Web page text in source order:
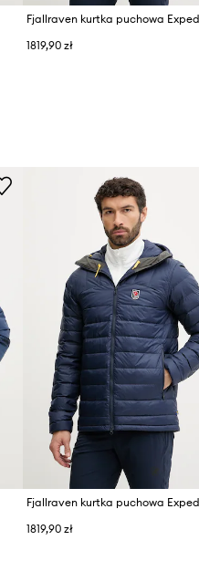
Fjallraven kurtka puchowa
1819,90 zł
Fjallraven kurtka puchowa
1819,90 zł